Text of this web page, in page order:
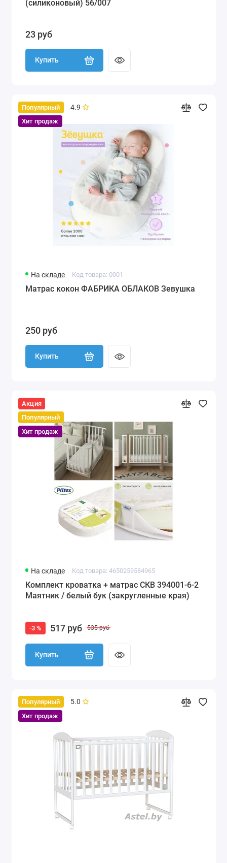
(силиконовый) 56/007
23 руб
Купить
Популярный
Хит продаж
4.9
На складе Код товара: 0001
Матрас кокон ФАБРИКА ОБЛАКОВ Зевушка
250 руб
Купить
Акция
Популярный
Хит продаж
На складе Код товара: 4650259584965
Комплект кроватка + матрас СКВ 394001-6-2
Маятник / белый бук (закругленные края)
-3 % 517 руб 535 руб
Купить
Популярный
Хит продаж
5.0